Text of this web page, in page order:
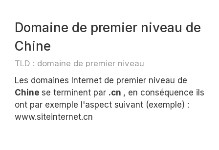
Domaine de premier niveau de
Chine
TLD : domaine de premier niveau
Les domaines Internet de premier niveau de
Chine se terminent par .cn , en conséquence ils
ont par exemple l'aspect suivant (exemple) :
www.siteinternet.cn